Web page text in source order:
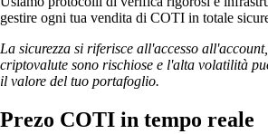
gestire ogni tua vendita di COTI in totale
La sicurezza si riferisce all'accesso
criptovalute sono rischiose e l'alta volatilità
il valore del tuo portafoglio.
Prezo COTI in tempo reale